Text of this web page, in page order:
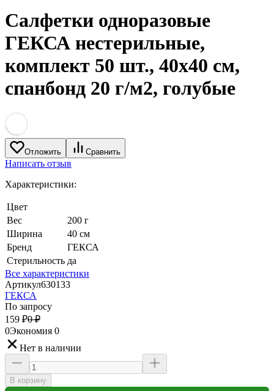
Салфетки одноразовые
ГЕКСА нестерильные,
комплект 50 шт., 40х40 см,
спанбонд 20 г/м2, голубые
Отложить Сравнить
Написать отзыв
Характеристики:
Цвет
Вес
200 г
Ширина
40 см
Бренд
ГЕКСА
Стерильность да
Все характеристики
Артикул630133
ГЕКСА
По запросу
159 ₽0 ₽
0Экономия 0
Нет в наличии
В корзину